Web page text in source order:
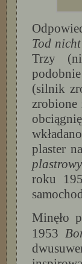
Tod
Trzy
(silnik
zrobione
plaster
plastrowy
roku
Minęło
1953